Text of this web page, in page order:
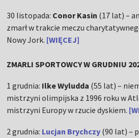
30 listopada: Conor Kasin (17 lat) –
zmarł w trakcie meczu
Nowy Jork. [WIĘCEJ]
ZMARLI SPORTOWCY W GRUDNIU
1 grudnia: Ilke Wyludda (55 lat) –
mistrzyni olimpijska z 1996 roku w
mistrzyni Europy w rzucie dyskiem.
2 grudnia: Lucjan Brychczy (90 lat) –